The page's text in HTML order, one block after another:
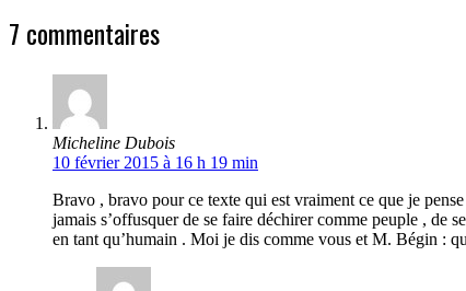
7 commentaires
Micheline Dubois
10 février 2015 à 16 h 19 min
Bravo , bravo pour ce texte qui est vraiment ce que je
jamais s’offusquer de se faire déchirer comme peuple , de
en tant qu’humain . Moi je dis comme vous et M. Bégin :